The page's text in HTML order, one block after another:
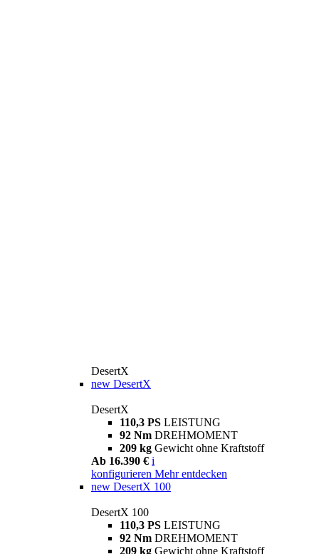
DesertX
new DesertX
DesertX
110,3 PS LEISTUNG
92 Nm DREHMOMENT
209 kg Gewicht ohne Kraftstoff
Ab 16.390 € i
konfigurieren Mehr entdecken
new DesertX 100
DesertX 100
110,3 PS LEISTUNG
92 Nm DREHMOMENT
209 kg Gewicht ohne Kraftstoff